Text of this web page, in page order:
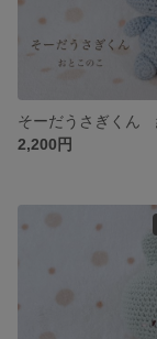
2,200円